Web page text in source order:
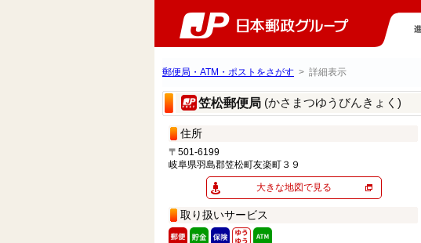
郵便局・ATM・ポストをさがす > 詳細表示
笠松郵便局 (かさまつゆうびんきょく)
住所
〒501-6199
岐阜県羽島郡笠松町友楽町３９
大きな地図で見る
取り扱いサービス